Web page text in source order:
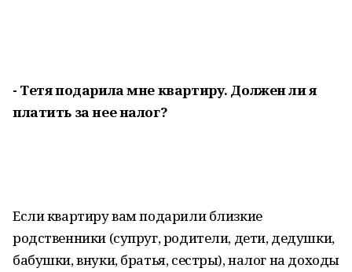
- Тетя подарила мне квартиру. Должен ли я
платить за нее налог?
Если квартиру вам подарили близкие
родственники (супруг, родители, дети, дедушки,
бабушки, внуки, братья, сестры), налог на доходы